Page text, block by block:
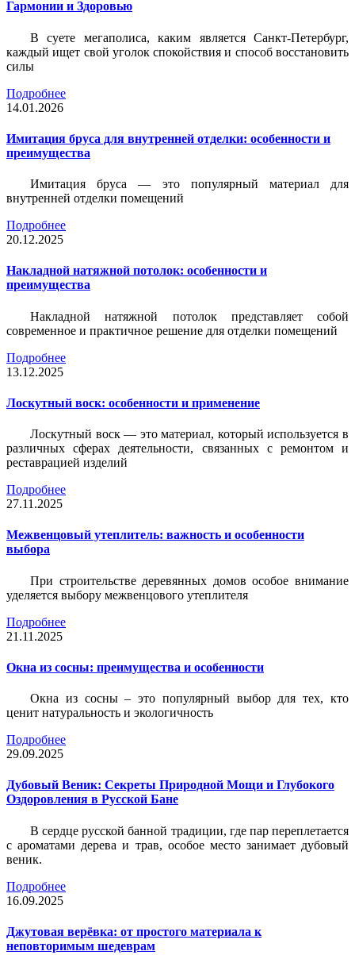
Гармонии и Здоровью
В суете мегаполиса, каким является Санкт-Петербург,
каждый ищет свой уголок спокойствия и способ восстановить
силы
Подробнее
14.01.2026
Имитация бруса для внутренней отделки: особенности и
преимущества
Имитация бруса — это популярный материал для
внутренней отделки помещений
Подробнее
20.12.2025
Накладной натяжной потолок: особенности и
преимущества
Накладной натяжной потолок представляет собой
современное и практичное решение для отделки помещений
Подробнее
13.12.2025
Лоскутный воск: особенности и применение
Лоскутный воск — это материал, который используется в
различных сферах деятельности, связанных с ремонтом и
реставрацией изделий
Подробнее
27.11.2025
Межвенцовый утеплитель: важность и особенности
выбора
При строительстве деревянных домов особое внимание
уделяется выбору межвенцового утеплителя
Подробнее
21.11.2025
Окна из сосны: преимущества и особенности
Окна из сосны – это популярный выбор для тех, кто
ценит натуральность и экологичность
Подробнее
29.09.2025
Дубовый Веник: Секреты Природной Мощи и Глубокого
Оздоровления в Русской Бане
В сердце русской банной традиции, где пар переплетается
с ароматами дерева и трав, особое место занимает дубовый
веник.
Подробнее
16.09.2025
Джутовая верёвка: от простого материала к
неповторимым шедеврам